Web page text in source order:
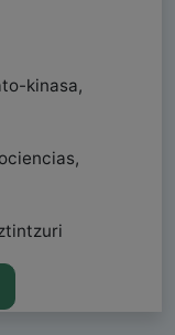
kinasa,